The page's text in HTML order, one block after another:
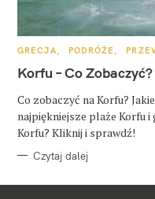
K
T
E
O
R
I
GRECJA PODRÓŻE
Korfu – Co
Co zobaczyć na Korfu?
najpiękniejsze plaże Korfu
Korfu? Kliknij i sprawdź!
Czytaj dalej